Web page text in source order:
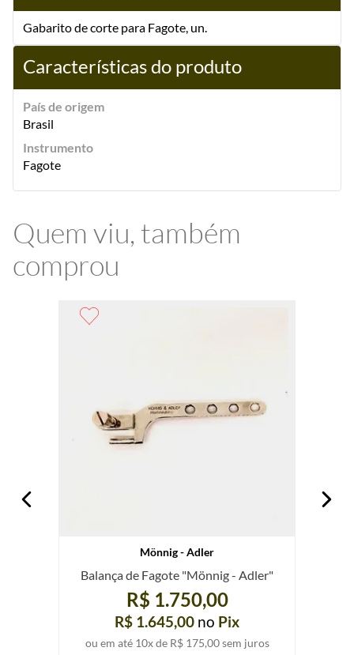
Gabarito de corte para Fagote, un.
Características do produto
País de origem
Brasil
Instrumento
Fagote
Quem viu, também
comprou
Mönnig - Adler
Balança de Fagote "Mönnig - Adler"
R$ 1.750,00
R$ 1.645,00 no Pix
ou em até 10x de R$ 175,00sem juros